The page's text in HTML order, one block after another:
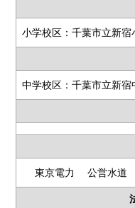
小学校区：千葉市立新
中学校区：千葉市立新
東京電力 公営水道